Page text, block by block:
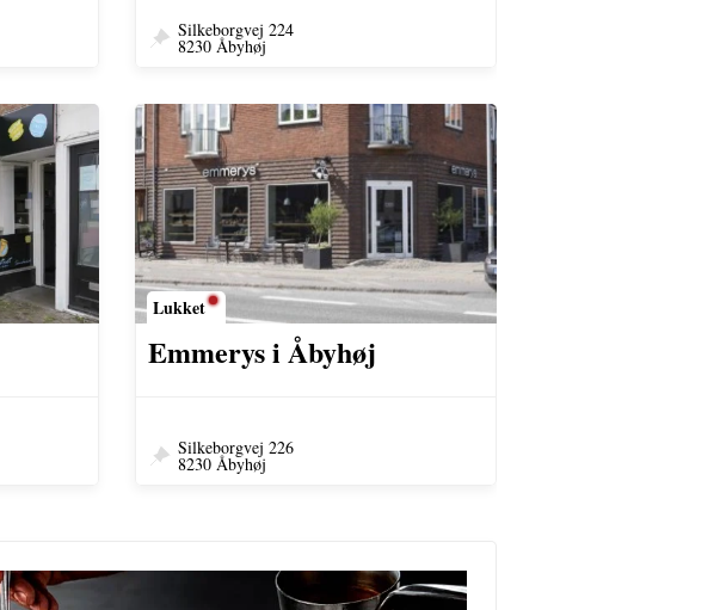
Silkeborgvej 224
8230 Åbyhøj
Lukket
Emmerys i Åbyhøj
Silkeborgvej 226
8230 Åbyhøj